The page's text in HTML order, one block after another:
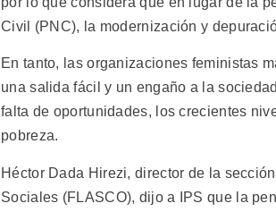
Civil (PNC), la modernización y
En tanto, las organizaciones feministas
una salida fácil y un engaño a la
falta de oportunidades, los crecientes
pobreza.
Héctor Dada Hirezi, director de la
Sociales (FLASCO), dijo a IPS que la